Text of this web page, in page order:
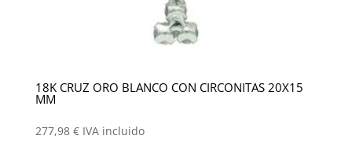
18K CRUZ ORO BLANCO CON CIRCONITAS 20X15
MM
277,98 € IVA incluido